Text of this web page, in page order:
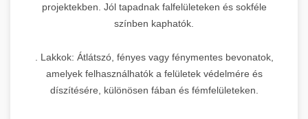
projektekben. Jól tapadnak falfelületeken és sokféle
színben kaphatók.
. Lakkok: Átlátszó, fényes vagy fénymentes bevonatok,
amelyek felhasználhatók a felületek védelmére és
díszítésére, különösen fában és fémfelületeken.